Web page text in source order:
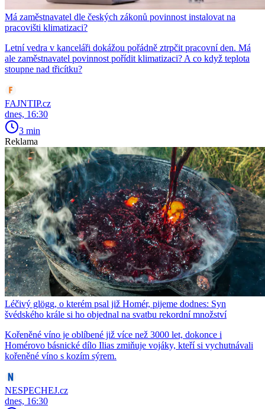
Má zaměstnavatel dle českých zákonů povinnost instalovat na
pracovišti klimatizaci?
Letní vedra v kanceláři dokážou pořádně ztrpčit pracovní den. Má
ale zaměstnavatel povinnost pořídit klimatizaci? A co když teplota
stoupne nad třicítku?
FAJNTIP.cz
dnes, 16:30
3 min
Reklama
Léčivý glögg, o kterém psal již Homér, pijeme dodnes: Syn
švédského krále si ho objednal na svatbu rekordní množství
Kořeněné víno je oblíbené již více než 3000 let, dokonce i
Homérovo básnické dílo Ilias zmiňuje vojáky, kteří si vychutnávali
kořeněné víno s kozím sýrem.
NESPECHEJ.cz
dnes, 16:30